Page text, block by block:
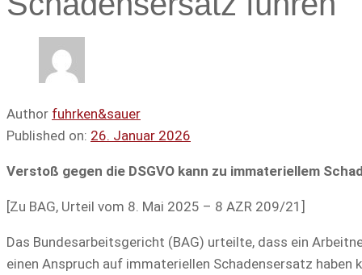
Author fuhrken&sauer
Published on: 26. Januar 2026
Verstoß gegen die DSGVO kann zu immateriellem
[Zu BAG, Urteil vom 8. Mai 2025 – 8 AZR 209/21]
Das Bundesarbeitsgericht (BAG) urteilte, dass ein
einen Anspruch auf immateriellen Schadensersatz haben